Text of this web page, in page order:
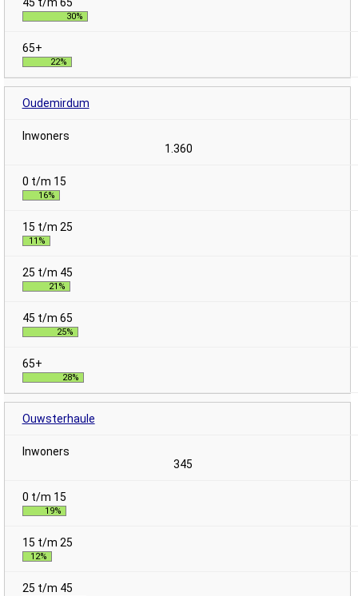
30%
22%
Oudemirdum
1.360
16%
11%
21%
25%
28%
Ouwsterhaule
345
19%
12%